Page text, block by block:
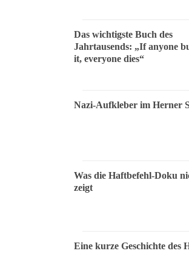
Das wichtigste Buch des
Jahrtausends: „If anyone
it, everyone dies“
Nazi-Aufkleber im Herner
Was die Haftbefehl-Doku
zeigt
Eine kurze Geschichte des